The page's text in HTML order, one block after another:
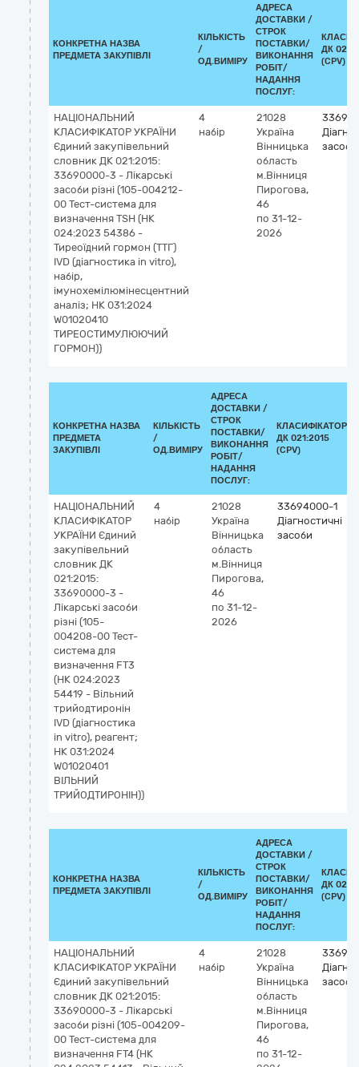
КОНКРЕТНА НАЗВА
ПРЕДМЕТА ЗАКУПІВЛІ
КІЛЬКІСТЬ
/
ОД.ВИМІРУ
АДРЕСА
ДОСТАВКИ /
СТРОК
ПОСТАВКИ/
ВИКОНАННЯ
РОБІТ/
НАДАННЯ
ПОСЛУГ:
ДК
(CPV)
НАЦІОНАЛЬНИЙ
КЛАСИФІКАТОР УКРАЇНИ
Єдиний закупівельний
словник ДК 021:2015:
33690000-3 - Лікарські
засоби різні (105-004212-
00 Тест-система для
визначення TSH (НК
024:2023 54386 -
Тиреоїдний гормон (ТТГ)
IVD (діагностика in vitro),
набір,
імунохемілюмінесцентний
аналіз; НК 031:2024
W01020410
ТИРЕОСТИМУЛЮЮЧИЙ
ГОРМОН))
4
набір
21028
Україна
Вінницька
область
м.Вінниця
Пирогова,
46
по 31-12-
2026
засоби
КОНКРЕТНА НАЗВА
ПРЕДМЕТА
ЗАКУПІВЛІ
КІЛЬКІСТЬ
/
ОД.ВИМІРУ
АДРЕСА
ДОСТАВКИ /
СТРОК
ПОСТАВКИ/
ВИКОНАННЯ
РОБІТ/
НАДАННЯ
ПОСЛУГ:
КЛАСИФІКАТОР
ДК 021:2015
(CPV)
НАЦІОНАЛЬНИЙ
КЛАСИФІКАТОР
УКРАЇНИ Єдиний
закупівельний
словник ДК
021:2015:
33690000-3 -
Лікарські засоби
різні (105-
004208-00 Тест-
система для
визначення FT3
(НК 024:2023
54419 - Вільний
трийодтиронін
IVD (діагностика
in vitro), реагент;
НК 031:2024
W01020401
ВІЛЬНИЙ
ТРИЙОДТИРОНІН))
4
набір
21028
Україна
Вінницька
область
м.Вінниця
Пирогова,
46
по 31-12-
2026
33694000-1
Діагностичні
засоби
КОНКРЕТНА НАЗВА
ПРЕДМЕТА ЗАКУПІВЛІ
КІЛЬКІСТЬ
/
ОД.ВИМІРУ
АДРЕСА
ДОСТАВКИ /
СТРОК
ПОСТАВКИ/
ВИКОНАННЯ
РОБІТ/
НАДАННЯ
ПОСЛУГ:
ДК
(CPV)
НАЦІОНАЛЬНИЙ
КЛАСИФІКАТОР УКРАЇНИ
Єдиний закупівельний
словник ДК 021:2015:
33690000-3 - Лікарські
засоби різні (105-004209-
00 Тест-система для
визначення FT4 (НК
4
набір
21028
Україна
Вінницька
область
м.Вінниця
Пирогова,
46
по 31-12-
засоби